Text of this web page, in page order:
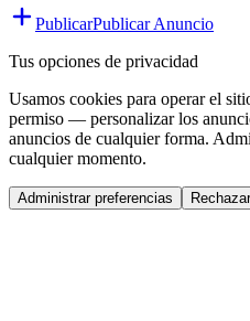
PublicarPublicar Anuncio
Tus opciones de privacidad
Usamos cookies para operar el
permiso — personalizar los
anuncios de cualquier forma.
cualquier momento.
Administrar preferencias